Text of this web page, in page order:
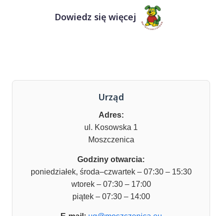
Dowiedz się więcej
Urząd
Adres:
ul. Kosowska 1
Moszczenica
Godziny otwarcia:
poniedziałek, środa–czwartek – 07:30 – 15:30
wtorek – 07:30 – 17:00
piątek – 07:30 – 14:00